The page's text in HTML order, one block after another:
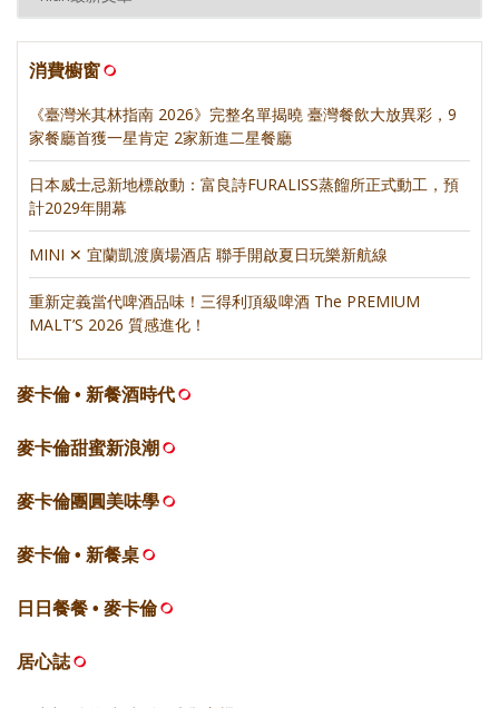
消費櫥窗
《臺灣米其林指南 2026》完整名單揭曉 臺灣餐飲大放異彩，9
家餐廳首獲一星肯定 2家新進二星餐廳
日本威士忌新地標啟動：富良詩FURALISS蒸餾所正式動工，預
計2029年開幕
MINI ✕ 宜蘭凱渡廣場酒店 聯手開啟夏日玩樂新航線
重新定義當代啤酒品味！三得利頂級啤酒 The PREMIUM
MALT’S 2026 質感進化！
麥卡倫 • 新餐酒時代
麥卡倫甜蜜新浪潮
麥卡倫團圓美味學
麥卡倫 • 新餐桌
日日餐餐 • 麥卡倫
居心誌